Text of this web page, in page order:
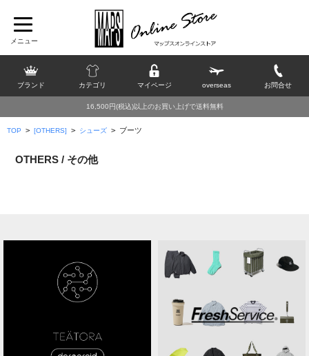
ブランド カテゴリ マイページ overseas お問合せ
16,500円(税込)以上のお買い上げで送料無料
TOP > [OTHERS] > シューズ > ブーツ
OTHERS / その他